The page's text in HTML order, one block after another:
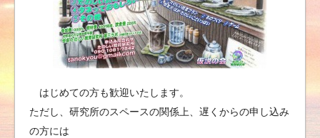
はじめての方も歓迎いたします。
ただし、研究所のスペースの関係上、遅くからの申し込み
の方には